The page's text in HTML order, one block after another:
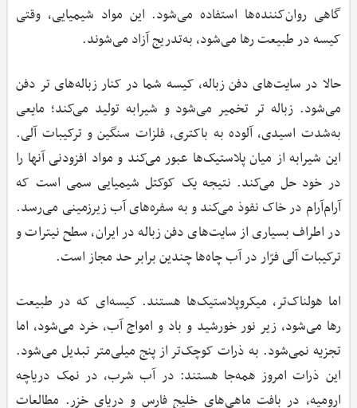
گاهی روان‌کننده‌ها استفاده می‌شود. این مواد شیمیایی، وقتی
کیسه در طبیعت رها می‌شود، به‌تدریج آزاد می‌شوند.
حالا در سایت‌های دفن زباله، کیسه شما در کنار زباله‌های تر دفن
می‌شود. زباله تر تخمیر می‌شود و شیرابه تولید می‌کند؛ مایعی
به‌شدت اسیدی، آلوده به باکتری، فلزات سنگین و ترکیبات آلی.
این شیرابه از میان پلاستیک‌ها عبور می‌کند و مواد افزودنی آنها را
در خود حل می‌کند. نتیجه یک کوکتل شیمیایی سمی است که
آرام‌آرام در خاک نفوذ می‌کند و به سفره‌های آب زیرزمینی می‌رسد.
در اطراف بسیاری از سایت‌های دفن زباله در ایران، سطح نیترات و
ترکیبات آلی فرّار در آب چاه‌ها چندین برابر حد مجاز است.
اما هولناک‌تر، میکروپلاستیک‌ها هستند. کیسه‌ای که در طبیعت
رها می‌شود، زیر نور خورشید و باد و امواج آب، خرد می‌شود، اما
تجزیه نمی‌شود. به ذرات کوچک‌تر از پنج میلی‌متر تبدیل می‌شود.
این ذرات امروز همه‌جا هستند: در آب شرب، در نمک دریاچه
ارومیه، در بافت ماهی‌های خلیج فارس و دریای خزر. مطالعات